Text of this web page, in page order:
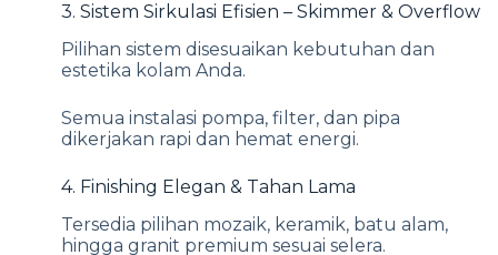
3. Sistem Sirkulasi Efisien – Skimmer & Overflow
Pilihan sistem disesuaikan kebutuhan dan
estetika kolam Anda.
Semua instalasi pompa, filter, dan pipa
dikerjakan rapi dan hemat energi.
4. Finishing Elegan & Tahan Lama
Tersedia pilihan mozaik, keramik, batu alam,
hingga granit premium sesuai selera.